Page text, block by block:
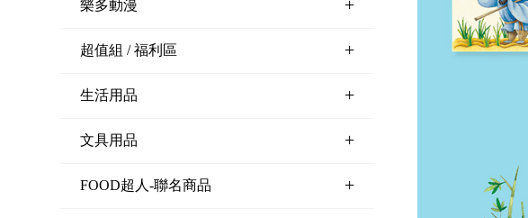
樂多動漫 +
超值組 / 福利區 +
生活用品 +
文具用品 +
FOOD超人-聯名商品 +